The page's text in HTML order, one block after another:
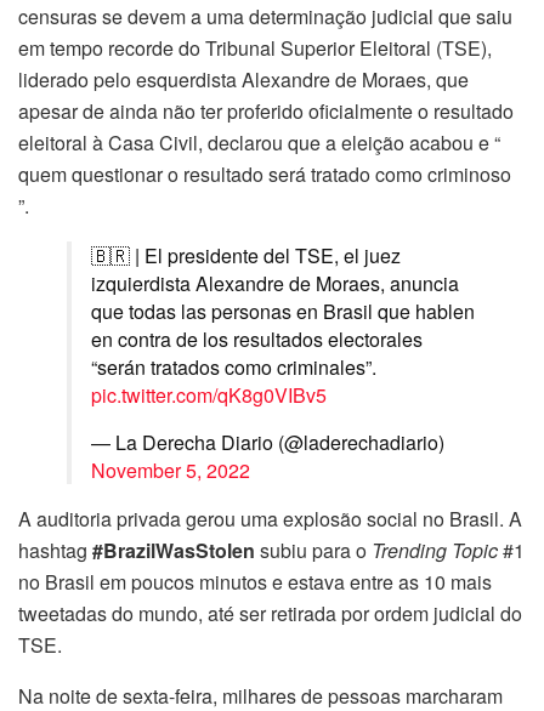
censuras se devem a uma determinação judicial que saiu
em tempo recorde do Tribunal Superior Eleitoral (TSE),
liderado pelo esquerdista Alexandre de Moraes, que
apesar de ainda não ter proferido oficialmente o resultado
eleitoral à Casa Civil, declarou que a eleição acabou e “
quem questionar o resultado será tratado como criminoso
”.
🇧🇷 | El presidente del TSE, el juez
izquierdista Alexandre de Moraes, anuncia
que todas las personas en Brasil que hablen
en contra de los resultados electorales
“serán tratados como criminales”.
pic.twitter.com/qK8g0VIBv5
— La Derecha Diario (@laderechadiario)
November 5, 2022
A auditoria privada gerou uma explosão social no Brasil. A
hashtag #BrazilWasStolen subiu para o Trending Topic#1
no Brasil em poucos minutos e estava entre as 10 mais
tweetadas do mundo, até ser retirada por ordem judicial do
TSE.
Na noite de sexta-feira, milhares de pessoas marcharam